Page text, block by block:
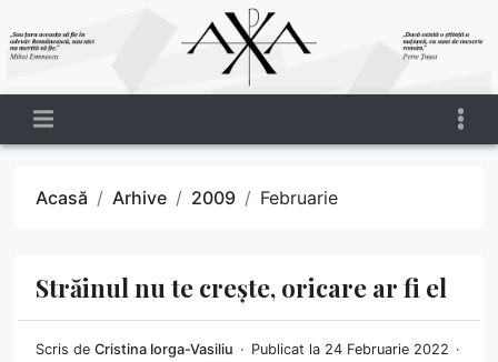
Acasă Arhive 2009 Februarie
Străinul nu te crește, oricare ar fi el
Scris de Cristina Iorga-Vasiliu
Publicat la 24 Februarie 2022